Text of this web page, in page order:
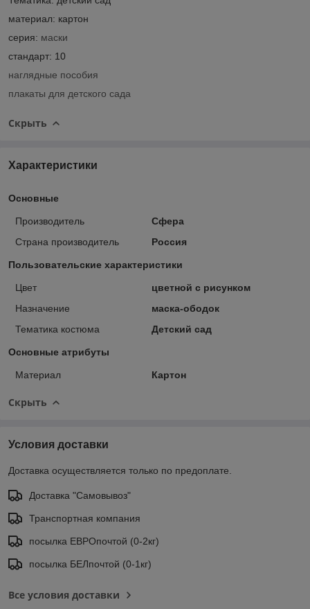
материал: картон
серия: маски
стандарт: 10
наглядные пособия
плакаты для детского сада
Скрыть
Характеристики
Основные
Производитель
Сфера
Страна производитель
Россия
Пользовательские характеристики
Цвет
цветной с рисунком
Назначение
маска-ободок
Тематика костюма
Детский сад
Основные атрибуты
Материал Картон
Скрыть
Условия доставки
Доставка осуществляется только по предоплате.
Доставка "Самовывоз"
Транспортная компания
посылка ЕВРОпочтой (0-2кг)
посылка БЕЛпочтой (0-1кг)
Все условия доставки